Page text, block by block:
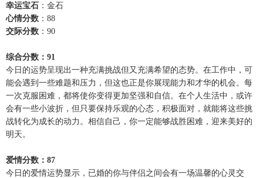
幸运宝石 ：金石
心情分数 ：88
交际分数 ：90
综合分数：91
今日的运势呈现出一种充满挑战但又充满希望的态势。在工作中，可
能会遇到一些难题和压力，但这也正是你展现能力和才华的机会。每
一次克服困难，都将使你变得更加坚强和自信。在个人生活中，或许
会有一些小波折，但只要保持乐观的心态，积极面对，就能将这些挑
战转化为成长的动力。相信自己，你一定能够战胜困难，迎来美好的
明天。
爱情分数：87
今日的爱情运势显示，已婚的你与伴侣之间会有一场温馨的心灵交